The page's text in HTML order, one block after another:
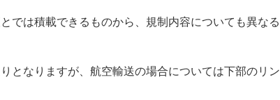
では積載できるものから、規制内容についても異なる
となりますが、航空輸送の場合については下部のリン